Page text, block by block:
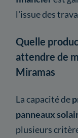
l'issue des
Quelle
attendre de
Miramas
La capacité de
panneaux
plusieurs